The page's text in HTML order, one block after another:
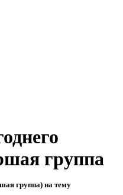
группа
группа) на тему